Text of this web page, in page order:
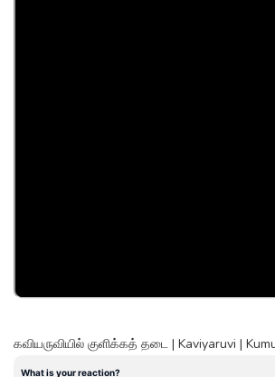
கவியருவியில் குளிக்கத் தடை | Kaviyaruvi |